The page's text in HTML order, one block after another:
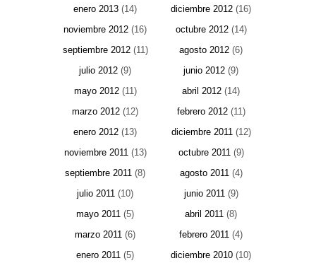
enero 2013 (14) diciembre 2012 (16)
noviembre 2012 (16) octubre 2012(14)
septiembre 2012(11) agosto 2012 (6)
julio 2012 (9) junio 2012 (9)
mayo 2012(11) abril 2012 (14)
marzo 2012 (12) febrero 2012(11)
enero 2012 (13) diciembre 2011(12)
noviembre 2011(13) octubre 2011(9)
septiembre 2011 (8) agosto 2011(4)
julio 2011 (10) junio 2011(9)
mayo 2011 (5) abril 2011 (8)
marzo 2011 (6) febrero 2011 (4)
enero 2011 (5) diciembre 2010 (10)